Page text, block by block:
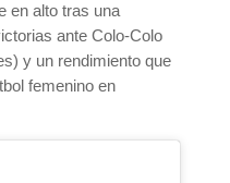
en alto tras una
ante Colo-Colo
y un rendimiento que
femenino en